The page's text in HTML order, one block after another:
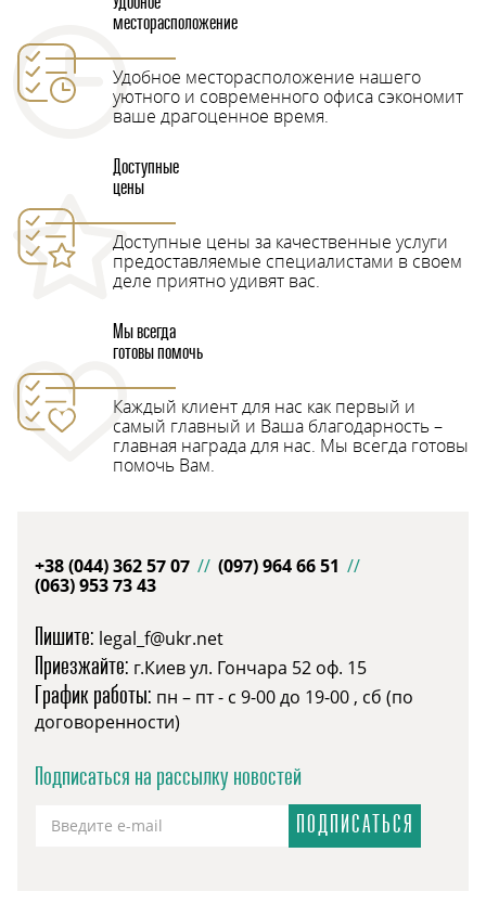
месторасположение
Удобное месторасположение нашего
уютного и современного офиса сэкономит
ваше драгоценное время.
Доступные
цены
Доступные цены за качественные услуги
предоставляемые специалистами в своем
деле приятно удивят вас.
Мы всегда
готовы помочь
Каждый клиент для нас как первый и
самый главный и Ваша благодарность –
главная награда для нас. Мы всегда готовы
помочь Вам.
+38 (044) 362 57 07 // (097) 964 66 51 //
(063) 953 73 43
Пишите: legal_f@ukr.net
Приезжайте: г.Киев ул. Гончара 52 оф. 15
График работы: пн – пт - с 9-00 до 19-00 , сб (по
договоренности)
Подписаться на рассылку новостей
ПОДПИСАТЬСЯ